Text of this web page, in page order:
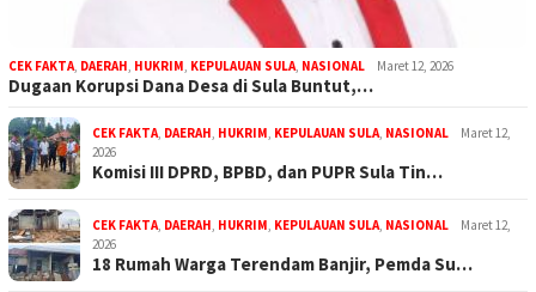
CEK FAKTA, DAERAH, HUKRIM, KEPULAUAN SULA, NASIONAL Maret 12, 2026
Dugaan Korupsi Dana Desa di Sula Buntut,…
CEK FAKTA, DAERAH, HUKRIM, KEPULAUAN SULA, NASIONAL
Maret 12,
2026
Komisi III DPRD, BPBD, dan PUPR Sula Tin…
CEK FAKTA, DAERAH, HUKRIM, KEPULAUAN SULA, NASIONAL
Maret 12,
2026
18 Rumah Warga Terendam Banjir, Pemda Su…